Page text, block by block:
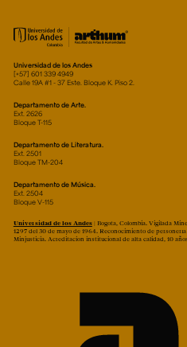
Universidad de los Andes
[+57] 601 339 4949
Calle 19A #1 - 37 Este. Bloque K. Piso 2.
Departamento de Arte.
Ext. 2626
Bloque T-115
Departamento de Literatura.
Ext. 2501
Bloque TM-204
Departamento de Música.
Ext. 2504
Bloque V-115
Universidad de los Andes| Bogotá, Colombia. Vigilada
1297 del 30 de mayo de 1964. Reconocimiento de
Minjusticia. Acreditación institucional de alta calidad, 10